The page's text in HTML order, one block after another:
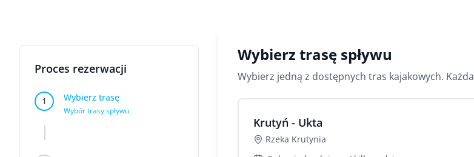
Proces rezerwacji
1 Wybierz trasę
Wybór trasy spływu
Wybierz trasę spływu
Wybierz jedną z dostępnych tras kajakowych.
Krutyń - Ukta
Rzeka Krutynia